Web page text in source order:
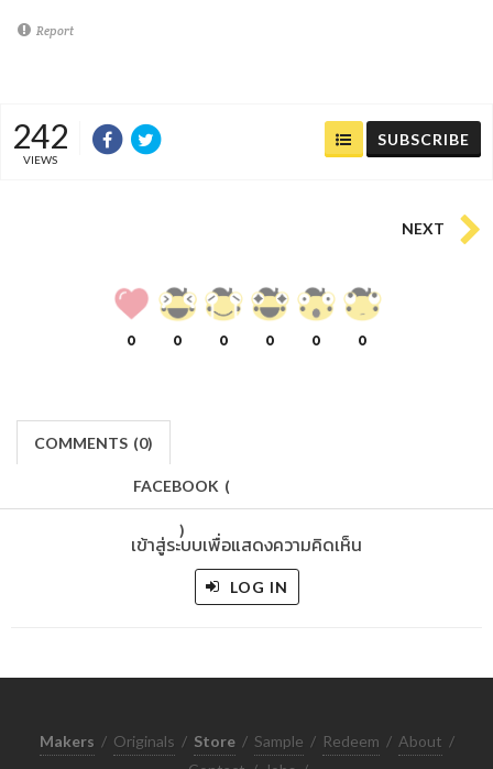
Report
242
VIEWS
SUBSCRIBE
NEXT
0 0 0 0 0 0
COMMENTS (0)
FACEBOOK (
)
เข้าสู่ระบบเพื่อแสดงความคิดเห็น
LOG IN
Makers / Originals / Store / Sample / Redeem / About /